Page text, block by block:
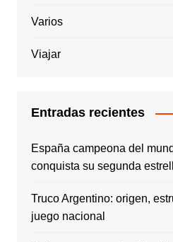
Varios
Viajar
Entradas recientes
España campeona del
conquista su segunda
Truco Argentino: origen,
juego nacional